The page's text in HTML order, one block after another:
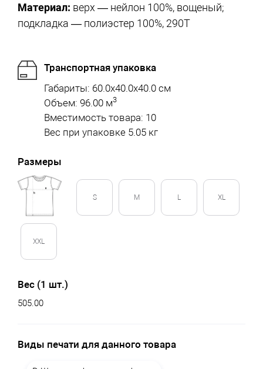
Материал: верх — нейлон 100%, вощеный;
подкладка — полиэстер 100%, 290Т
Транспортная упаковка
Габариты: 60.0x40.0x40.0 см
Объем: 96.00 м3
Вместимость товара: 10
Вес при упаковке 5.05 кг
Размеры
S M L XL
XXL
Вес (1 шт.)
505.00
Виды печати для данного товара